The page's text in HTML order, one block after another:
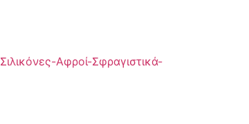
Σιλικόνες-Αφροί-Σφραγιστικά-